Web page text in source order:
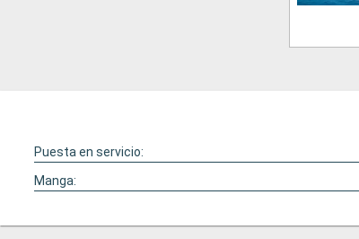
Puesta en servicio:
Manga: